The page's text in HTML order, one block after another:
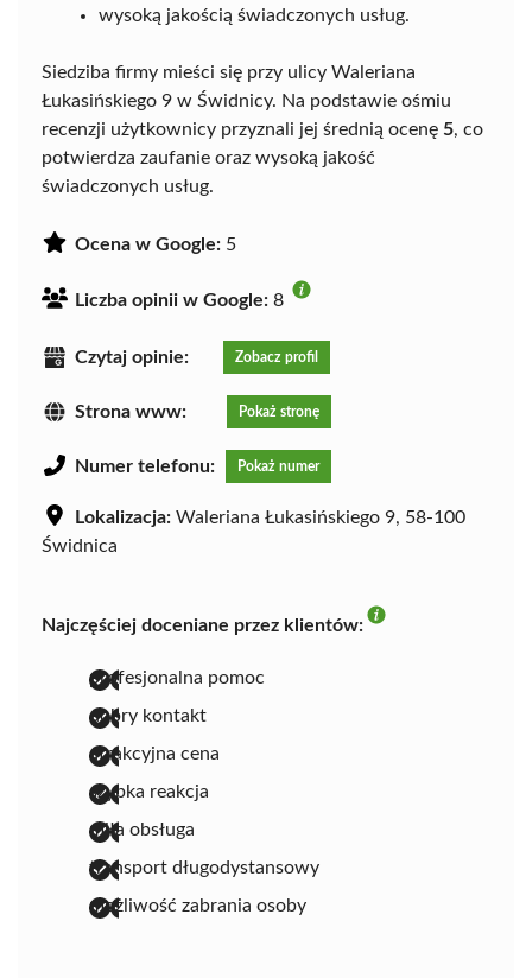
wysoką jakością świadczonych usług.
Siedziba firmy mieści się przy ulicy Waleriana
Łukasińskiego 9 w Świdnicy. Na podstawie ośmiu
recenzji użytkownicy przyznali jej średnią ocenę 5, co
potwierdza zaufanie oraz wysoką jakość
świadczonych usług.
Ocena w Google: 5
Liczba opinii w Google: 8
Czytaj opinie: Zobacz profil
Strona www: Pokaż stronę
Numer telefonu: Pokaż numer
Lokalizacja: Waleriana Łukasińskiego 9, 58-100
Świdnica
Najczęściej doceniane przez klientów:
profesjonalna pomoc
dobry kontakt
atrakcyjna cena
szybka reakcja
miła obsługa
transport długodystansowy
możliwość zabrania osoby